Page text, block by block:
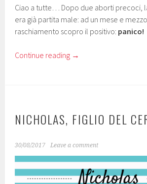
Ciao a tutte… Dopo due aborti precoci,
era già partita male: ad un mese e
raschiamento scopro il positivo: panico!
Continue reading →
NICHOLAS, FIGLIO DEL
30/08/2017 Leave a comment